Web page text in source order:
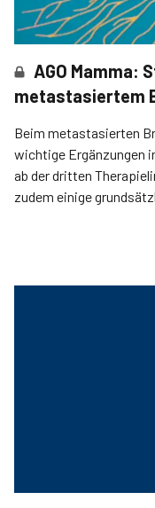
AGO Mamma:
metastasiertem
Beim metastasierten
wichtige Ergänzungen
ab der dritten
zudem einige